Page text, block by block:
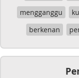
mengganggu
berkenan